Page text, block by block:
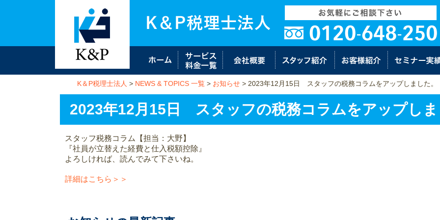
K＆P税理士法人 > NEWS & TOPICS 一覧 > お知らせ > 2023年12月15日 スタッフの税務コラムをアップしました。
2023年12月15日 スタッフの税務コラムをアップし
スタッフ税務コラム【担当：大野】
『社員が立替えた経費と仕入税額控除』
よろしければ、読んでみて下さいね。
詳細はこちら＞＞